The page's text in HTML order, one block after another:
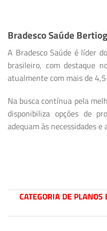
Bradesco Saúde
A Bradesco Saúde é líder
brasileiro, com destaque
atualmente com mais de
Na busca contínua pela
disponibiliza opções de
adequam às necessidades
CATEGORIA DE